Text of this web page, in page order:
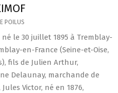
POILUS
le 30 juillet 1895 à Tremblay-
en-France (Seine-et-Oise,
fils de Julien Arthur,
Delaunay, marchande de
Victor, né en 1876,